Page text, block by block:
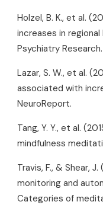
Holzel, B. K., et al.
increases in
Psychiatry Research.
Lazar, S. W., et al.
associated with
NeuroReport.
Tang, Y. Y., et al.
mindfulness
Travis, F., & Shear,
monitoring and
Categories of